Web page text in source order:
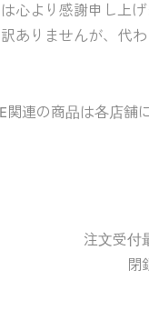
心より感謝申し上げ
ありませんが、代
関連の商品は各店
注文受付
閉